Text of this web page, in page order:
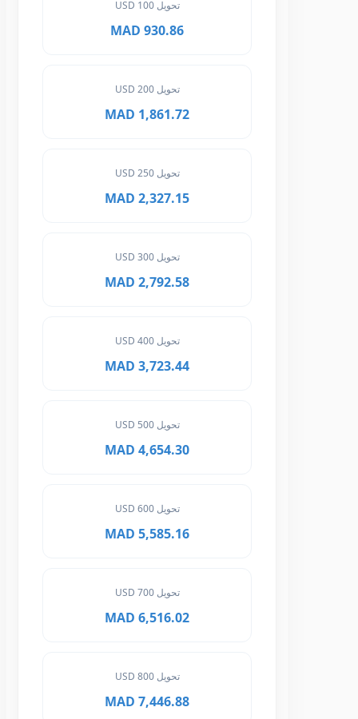
تحويل 100 USD
930.86 MAD
تحويل 200 USD
1,861.72 MAD
تحويل 250 USD
2,327.15 MAD
تحويل 300 USD
2,792.58 MAD
تحويل 400 USD
3,723.44 MAD
تحويل 500 USD
4,654.30 MAD
تحويل 600 USD
5,585.16 MAD
تحويل 700 USD
6,516.02 MAD
تحويل 800 USD
7,446.88 MAD